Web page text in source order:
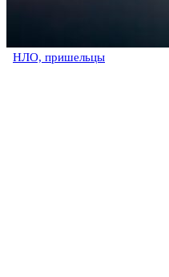
НЛО, пришельцы